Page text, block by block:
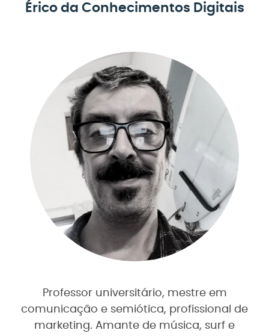
Érico da Conhecimentos Digitais
Professor universitário, mestre em
comunicação e semiótica, profissional de
marketing. Amante de música, surf e